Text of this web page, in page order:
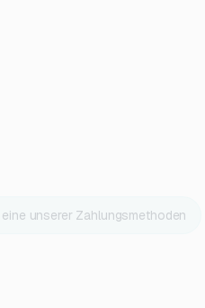
unserer Zahlungsmethoden